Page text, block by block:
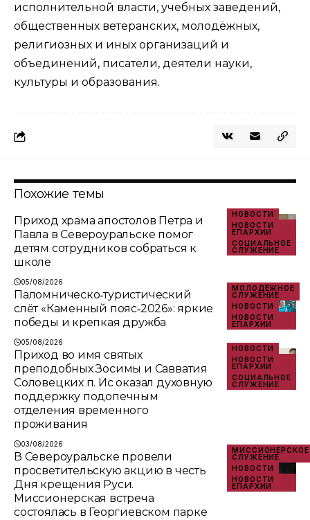
исполнительной власти, учебных заведений,
общественных ветеранских, молодёжных,
религиозных и иных организаций и
объединений, писатели, деятели науки,
культуры и образования.
Похожие темы
НОВОСТИ
НОВОСТИ
ЕПАРХИИ
СОЦИАЛЬНОЕ
СЛУЖЕНИЕ
Приход храма апостолов Петра и
Павла в Североуральске помог
детям сотрудников собраться к
школе
05/08/2026
МОЛОДЁЖНОЕ
СЛУЖЕНИЕ
НОВОСТИ
НОВОСТИ
ЕПАРХИИ
Паломническо‑туристический
слёт «Каменный пояс‑2026»: яркие
победы и крепкая дружба
05/08/2026
НОВОСТИ
НОВОСТИ
ЕПАРХИИ
СОЦИАЛЬНОЕ
СЛУЖЕНИЕ
Приход во имя святых
преподобных Зосимы и Савватия
Соловецких п. Ис оказал духовную
поддержку подопечным
отделения временного
проживания
03/08/2026
МИССИОНЕРСКОЕ
СЛУЖЕНИЕ
НОВОСТИ
НОВОСТИ
ЕПАРХИИ
В Североуральске провели
просветительскую акцию в честь
Дня крещения Руси.
Миссионерская встреча
состоялась в Георгиевском парке